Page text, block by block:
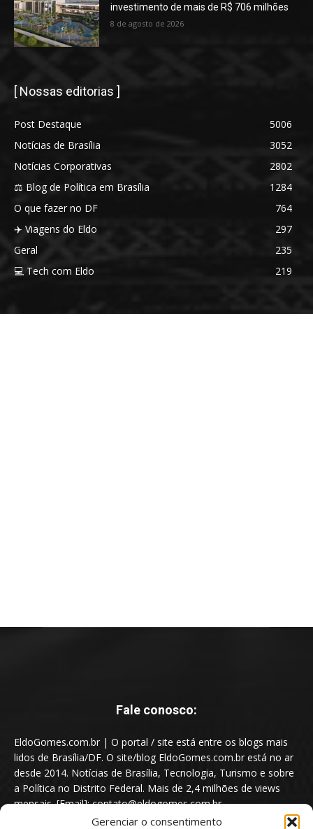
Gerenciar o consentimento
investimento de mais de R$ 706 milhões
8 de agosto de 2026
[ Nossas editorias ]
Post Destaque
5006
Notícias de Brasília
3052
Notícias Corporativas
2802
⚖️ Blog de Política em Brasília
1284
O que fazer no DF
764
✈️ Viagens do Eldo
297
Geral
235
💻 Tech com Eldo
219
Fale conosco:
EldoGomes.com.br | O portal / site está entre os blogs mais
lidos de Brasília/DF. O site/blog EldoGomes.com.br está no ar
desde 2014. Notícias de Brasília, Tecnologia, Turismo e sobre
a Política no Distrito Federal. Mais de 2,4 milhões de views
mensais. [Email]: contato@eldogomes.com.br